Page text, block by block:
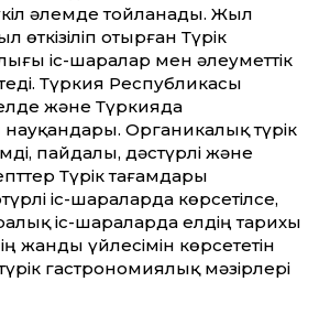
әлемде тойланады. Жыл
өткізіліп отырған Түрік
іс-шаралар мен әлеуметтік
Түркия Республикасы
және Түркияда
Органикалық түрік
пайдалы, дәстүрлі және
Түрік тағамдары
іс-шараларда көрсетілсе,
іс-шараларда елдің тарихы
жанды үйлесімін көрсететін
гастрономиялық мәзірлері